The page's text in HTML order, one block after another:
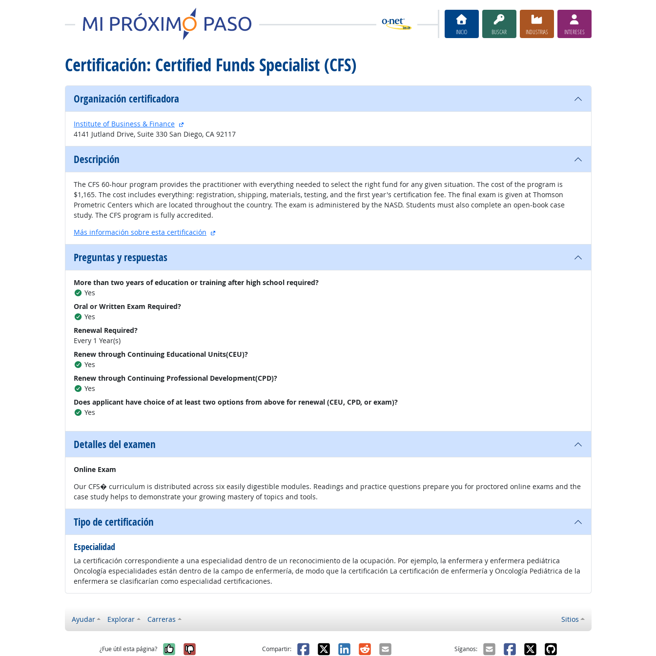
INICIO BUSCAR INDUSTRIAS INTERESES
Certificación: Certified Funds Specialist (CFS)
Organización certificadora
Institute of Business & Finance
sitio externo
4141 Jutland Drive, Suite 330 San Diego, CA 92117
Descripción
The CFS 60-hour program provides the practitioner with everything needed to select the right fund for any given situation. The cost of the program is
$1,165. The cost includes everything: registration, shipping, materials, testing, and the first year's certification fee. The final exam is given at Thomson
Prometric Centers which are located throughout the country. The exam is administered by the NASD. Students must also complete an open-book case
study. The CFS program is fully accredited.
Más información sobre esta certificación
sitio externo
Preguntas y respuestas
More than two years of education or training after high school required?
Yes
Oral or Written Exam Required?
Yes
Renewal Required?
Every 1 Year(s)
Renew through Continuing Educational Units(CEU)?
Yes
Renew through Continuing Professional Development(CPD)?
Yes
Does applicant have choice of at least two options from above for renewal (CEU, CPD, or exam)?
Yes
Detalles del examen
Online Exam
Our CFS� curriculum is distributed across six easily digestible modules. Readings and practice questions prepare you for proctored online exams and the
case study helps to demonstrate your growing mastery of topics and tools.
Tipo de certificación
Especialidad
La certificación correspondiente a una especialidad dentro de un reconocimiento de la ocupación. Por ejemplo, la enfermera y enfermera pediátrica
Oncología especialidades están dentro de la campo de enfermería, de modo que la certificación La certificación de enfermería y Oncología Pediátrica de la
enfermera se clasificarían como especialidad certificaciones.
Ayudar Explorar Carreras Sitios
¿Fue útil esta página? Sí, fue útil
No, no fue útilCompartir: Facebook
X LinkedIn
RedditCorreo electrónico
Síganos: